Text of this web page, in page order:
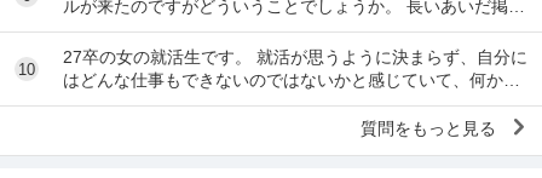
ルが来たのですがどういうことでしょうか。 長いあいだ掲載
されている求人です。
10
27卒の女の就活生です。 就活が思うように決まらず、自分に
はどんな仕事もできないのではないかと感じていて、何かの
病気なのではないかと不安になっています。 ...
質問をもっと見る